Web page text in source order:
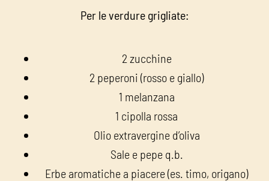
Per le verdure grigliate:
2 zucchine
2 peperoni (rosso e giallo)
1 melanzana
1 cipolla rossa
Olio extravergine d’oliva
Sale e pepe q.b.
Erbe aromatiche a piacere (es. timo, origano)